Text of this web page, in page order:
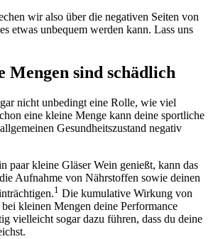
wir also über die negativen Seiten von
etwas unbequem werden kann. Lass uns
Mengen sind schädlich
nicht unbedingt eine Rolle, wie viel
eine kleine Menge kann deine sportliche
Gesundheitszustand negativ
paar kleine Gläser Wein genießt, kann das
Aufnahme von Nährstoffen sowie deinen
1 Die kumulative Wirkung von
kleinen Mengen deine Performance
vielleicht sogar dazu führen, dass du deine